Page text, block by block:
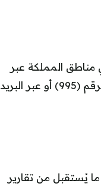
والشرقية عبر الرقم (911)، وفي باقي مناطق المملكة عبر
الرقم (999). كما يمكن التواصل مع المديرية العامة لمكافحة المخدرات على الرقم (995) أو عبر البريد
يُستقبل من تقارير